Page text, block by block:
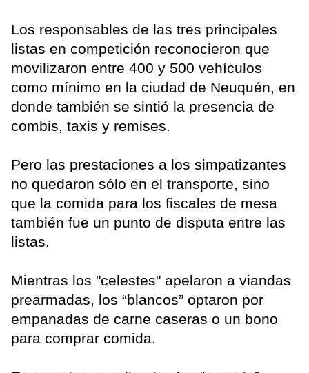
Los responsables de las tres principales
listas en competición reconocieron que
movilizaron entre 400 y 500 vehículos
como mínimo en la ciudad de Neuquén, en
donde también se sintió la presencia de
combis, taxis y remises.
Pero las prestaciones a los simpatizantes
no quedaron sólo en el transporte, sino
que la comida para los fiscales de mesa
también fue un punto de disputa entre las
listas.
Mientras los "celestes" apelaron a viandas
prearmadas, los “blancos” optaron por
empanadas de carne caseras o un bono
para comprar comida.